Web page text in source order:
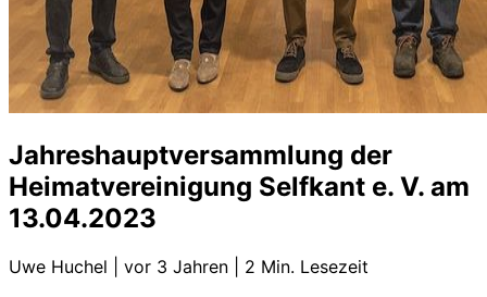
Jahreshauptversammlung der
Heimatvereinigung Selfkant e. V. am
13.04.2023
Uwe Huchel vor 3 Jahren 2 Min. Lesezeit